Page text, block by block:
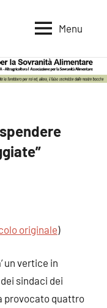
Menu
originale)
un vertice in
sindaci dei
provocato quattro